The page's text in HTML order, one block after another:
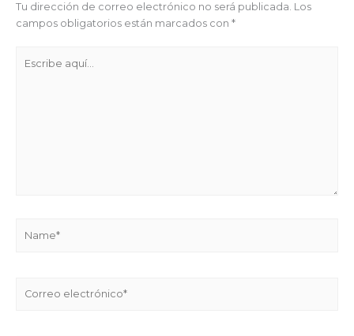
Tu dirección de correo electrónico no será publicada. Los
campos obligatorios están marcados con *
aquí...